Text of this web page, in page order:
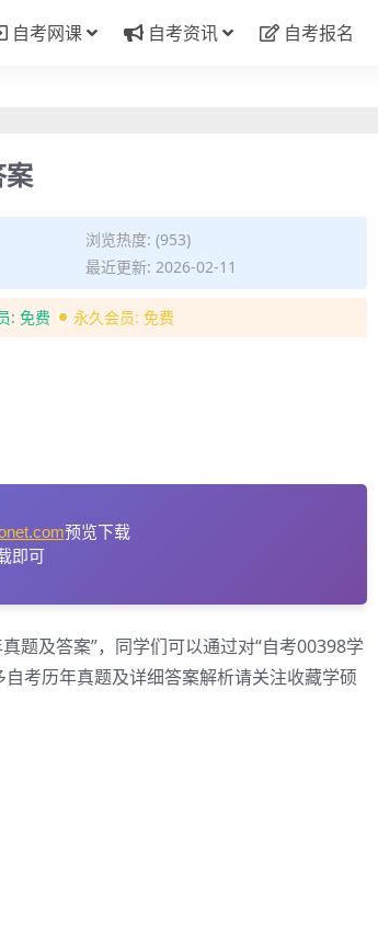
自考网课 自考资讯 自考报名
浏览热度: (953)
最近更新: 2026-02-11
: 免费 永久会员: 免费
预览下载
即可
题及答案”，同学们可以通过对“自考00398学
考历年真题及详细答案解析请关注收藏学硕